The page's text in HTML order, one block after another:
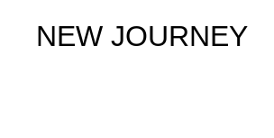
NEW JOURNEY